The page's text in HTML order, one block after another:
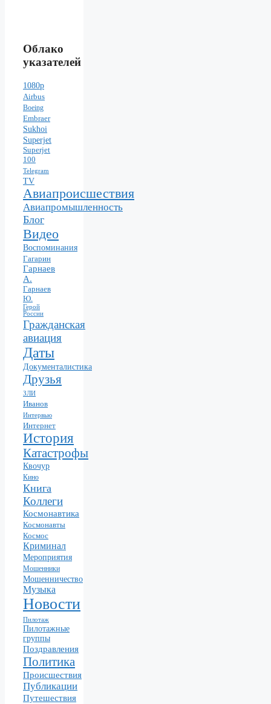
Облако
указателей
1080p
Airbus
Boeing
Embraer
Sukhoi
Superjet
Superjet
100
Telegram
TV
Авиапроисшествия
Авиапромышленность
Блог
Видео
Воспоминания
Гагарин
Гарнаев
А.
Гарнаев
Ю.
Герой
России
Гражданская
авиация
Даты
Документалистика
Друзья
ЗЛИ
Иванов
Интервью
Интернет
История
Катастрофы
Квочур
Кино
Книга
Коллеги
Космонавтика
Космонавты
Космос
Криминал
Мероприятия
Мошенники
Мошенничество
Музыка
Новости
Пилотаж
Пилотажные
группы
Поздравления
Политика
Происшествия
Публикации
Путешествия